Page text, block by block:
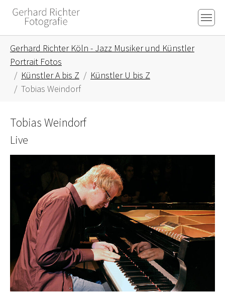
Skip to main content
Skip to page footer
Gerhard Richter Köln - Jazz Musiker und Künstler
Portrait Fotos
Künstler A bis Z
Künstler U bis Z
Tobias Weindorf
Tobias Weindorf
Live